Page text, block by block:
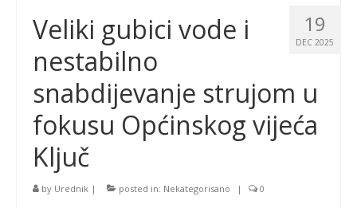
19
DEC 2025
Veliki gubici vode i
nestabilno
snabdijevanje strujom u
fokusu Općinskog vijeća
Ključ
by Urednik | posted in: Nekategorisano | 0